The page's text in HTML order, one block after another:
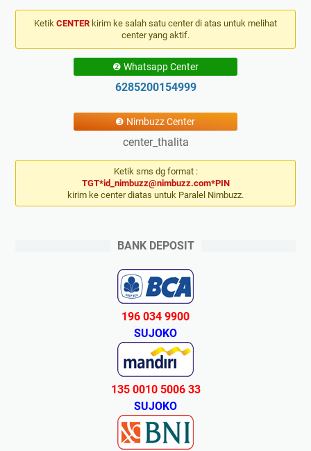
Ketik CENTER kirim ke salah satu center di atas untuk melihat
center yang aktif.
❷ Whatsapp Center
6285200154999
❸ Nimbuzz Center
center_thalita
Ketik sms dg format :
TGT*id_nimbuzz@nimbuzz.com*PIN
kirim ke center diatas untuk Paralel Nimbuzz.
BANK DEPOSIT
196 034 9900
SUJOKO
135 0010 5006 33
SUJOKO